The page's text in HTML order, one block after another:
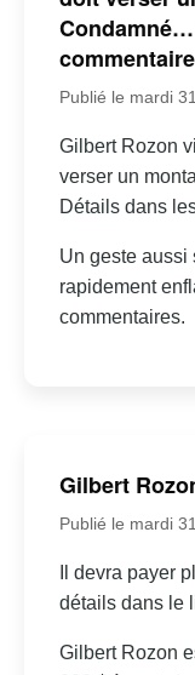
Publié le mardi
Gilbert Rozon
verser un
Détails dans
Un geste aussi
rapidement
commentaires.
Gilbert
Publié le mardi
Il devra payer
détails dans le
Gilbert Rozon